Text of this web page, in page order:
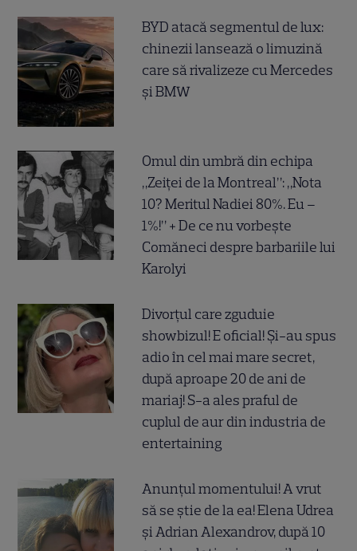
BYD atacă segmentul de lux:
chinezii lansează o limuzină
care să rivalizeze cu Mercedes
și BMW
Omul din umbră din echipa
„Zeiței de la Montreal”: „Nota
10? Meritul Nadiei 80%. Eu –
1%!” + De ce nu vorbește
Comăneci despre barbariile lui
Karolyi
Divorțul care zguduie
showbizul! E oficial! Și-au spus
adio în cel mai mare secret,
după aproape 20 de ani de
mariaj! S-a ales praful de
cuplul de aur din industria de
entertaining
Anunțul momentului! A vrut
să se știe de la ea! Elena Udrea
și Adrian Alexandrov, după 10